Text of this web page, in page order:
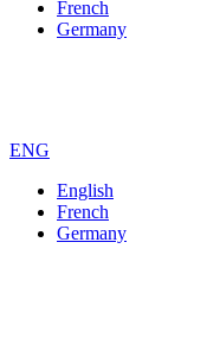
French
Germany
ENG
English
French
Germany